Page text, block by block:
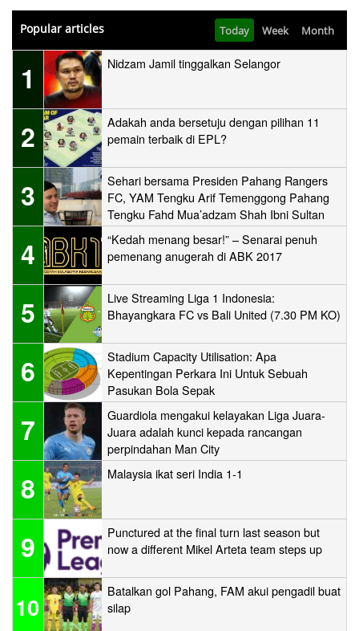
Popular articles Today Week Month
1 Nidzam Jamil tinggalkan Selangor
2
Adakah anda bersetuju dengan pilihan 11
pemain terbaik di EPL?
3
Sehari bersama Presiden Pahang Rangers
FC, YAM Tengku Arif Temenggong Pahang
Tengku Fahd Mua’adzam Shah Ibni Sultan
Haji Ahmad Shah
4
“Kedah menang besar!” – Senarai penuh
pemenang anugerah di ABK 2017
5
Live Streaming Liga 1 Indonesia:
Bhayangkara FC vs Bali United (7.30 PM KO)
6
Stadium Capacity Utilisation: Apa
Kepentingan Perkara Ini Untuk Sebuah
Pasukan Bola Sepak
7
Guardiola mengakui kelayakan Liga Juara-
Juara adalah kunci kepada rancangan
perpindahan Man City
8 Malaysia ikat seri India 1-1
9
Punctured at the final turn last season but
now a different Mikel Arteta team steps up
10
Batalkan gol Pahang, FAM akui pengadil buat
silap